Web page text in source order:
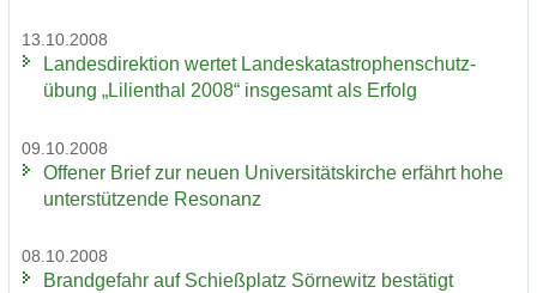
13.10.2008
Lan­des­di­rek­ti­on wer­tet Lan­des­ka­ta­stro­phen­schutz­
übung „Li­li­en­thal 2008“ ins­ge­samt als Er­folg
09.10.2008
Of­fe­ner Brief zur neuen Uni­ver­si­täts­kir­che er­fährt hohe
un­ter­stüt­zen­de Re­so­nanz
08.10.2008
Brand­ge­fahr auf Schieß­platz Sör­ne­witz be­stä­tigt